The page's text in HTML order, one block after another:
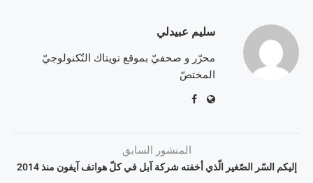
سليم عبيدلي
محرّر و صحفيّ بموقع تويتاك التّكنولوجيّ
المختصّ
المنشور السابق
إليكم السّر الصّغير الّذي أخفته شركة آبل في كلّ هواتف آيفون منذ 2014